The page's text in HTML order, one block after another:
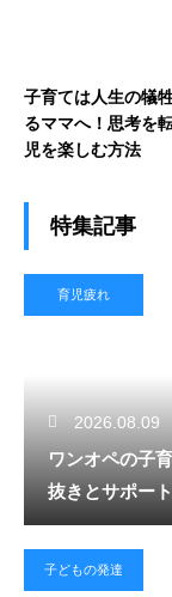
子育ては人生の犠
るママへ！思考を
児を楽しむ方法
特集記事
育児疲れ
2026.08.09
ワンオペの子
抜きとサポー
子どもの発達